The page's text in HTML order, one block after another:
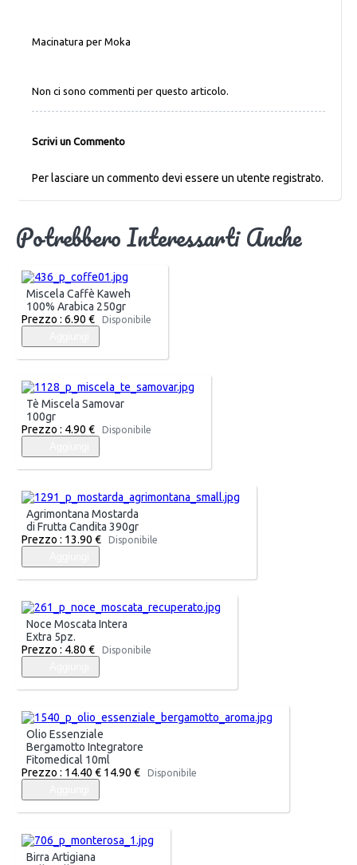
Macinatura per Moka
Non ci sono commenti per questo articolo.
Scrivi un Commento
Per lasciare un commento devi essere un utente registrato.
Potrebbero Interessarti Anche
Miscela Caffè Kaweh
100% Arabica 250gr
Prezzo : 6.90 € Disponibile
Tè Miscela Samovar
100gr
Prezzo : 4.90 € Disponibile
Agrimontana Mostarda
di Frutta Candita 390gr
Prezzo : 13.90 € Disponibile
Noce Moscata Intera
Extra 5pz.
Prezzo : 4.80 € Disponibile
Olio Essenziale
Bergamotto Integratore
Fitomedical 10ml
Prezzo : 14.40 € 14.90 € Disponibile
Birra Artigiana